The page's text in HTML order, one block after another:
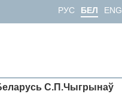
РУС БЕЛ ENG
Беларусь С.П.Чыгрынаў